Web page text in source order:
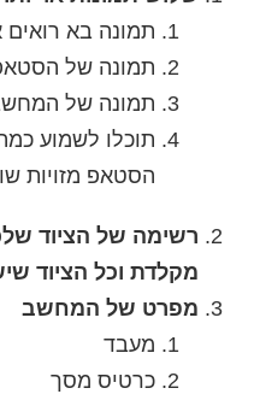
תמונה בא
תמונה של
תמונה של
תוכלו לשמוע
הסטאפ מזויות
רשימה של הציוד
מקלדת וכל הציוד
מפרט של המחשב
מעבד
כרטיס מסך